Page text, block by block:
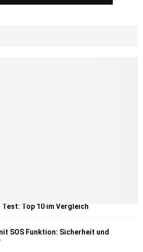
Top 10 im Vergleich
SOS Funktion: Sicherheit und